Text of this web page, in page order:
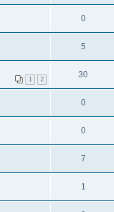
0
5
1 2 30
0
0
7
1